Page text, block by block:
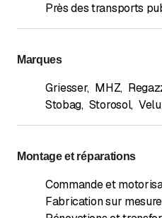
Près des transports
Marques
Griesser, MHZ,
Stobag, Storosol,
Montage et réparations
Commande et
Fabrication sur mesure